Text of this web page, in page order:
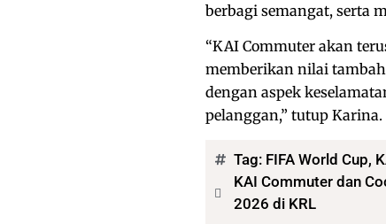
berbagi semangat, serta
“KAI Commuter akan
memberikan nilai
dengan aspek
pelanggan,” tutup Karina.
Tag: FIFA World Cup,
KAI Commuter dan
2026 di KRL